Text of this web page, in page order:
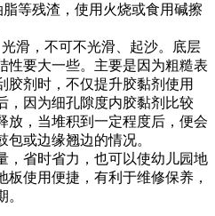
等残渣，使用火烧或食用碱擦
滑，不可不光滑、起沙。底层
性要大一些。主要是因为粗糙表
胶剂时，不仅提升胶黏剂使用
，因为细孔隙度内胶黏剂比较
放，当堆积到一定程度后，便会
或边缘翘边的情况。
，省时省力，也可以使幼儿园地
使用便捷，有利于维修保养，